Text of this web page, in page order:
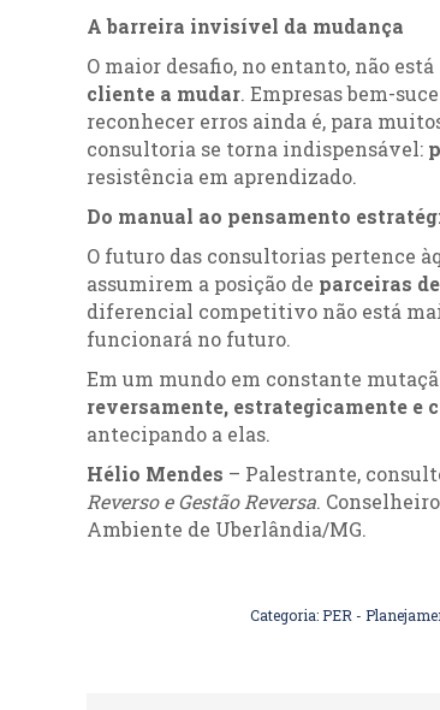
A barreira invisível da mudança
O maior desafio, no entanto, não
cliente a mudar. Empresas bem-
reconhecer erros ainda é, para
consultoria se torna indispensável:
resistência em aprendizado.
Do manual ao pensamento
O futuro das consultorias pertence
assumirem a posição de parceiras
diferencial competitivo não está
funcionará no futuro.
Em um mundo em constante
reversamente, estrategicamente e
antecipando a elas.
Hélio Mendes – Palestrante,
Reverso e Gestão Reversa.
Ambiente de Uberlândia/MG.
Categoria:PER -